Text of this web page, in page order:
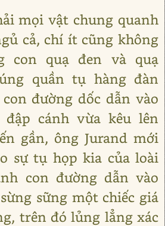
mọi vật chung quanh
cả, chí ít cũng không
con quạ đen và quạ
quần tụ hàng đàn
đường dốc dẫn vào
đập cánh vừa kêu lên
gần, ông Jurand mới
sự tụ họp kia của loài
con đường dẫn vào
sững một chiếc giá
trên đó lủng lẳng xác